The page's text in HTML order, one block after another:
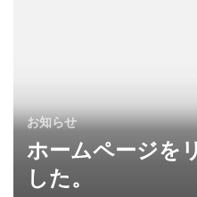
お知らせ
ホームページを
した。